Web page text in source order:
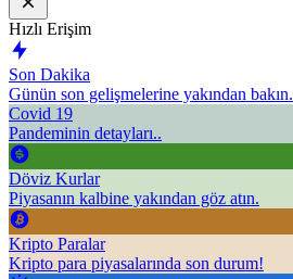
Hızlı Erişim
Son Dakika
Günün son gelişmelerine yakından bakın.
Covid 19
Pandeminin detayları..
Döviz Kurlar
Piyasanın kalbine yakından göz atın.
Kripto Paralar
Kripto para piyasalarında son durum!